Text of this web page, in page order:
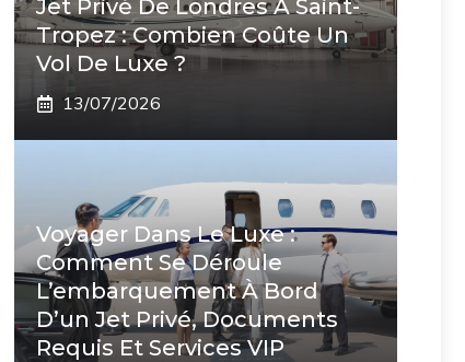
Jet Privé De Londres À Saint-
Tropez : Combien Coûte Un
Vol De Luxe ?
13/07/2026
Voyager Dans Le Luxe :
Comment Se Déroule
L’embarquement À Bord
D’un Jet Privé, Documents
Requis Et Services VIP